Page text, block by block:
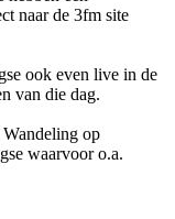
naar de 3fm site
ook even live in de
van die dag.
op
waarvoor o.a.